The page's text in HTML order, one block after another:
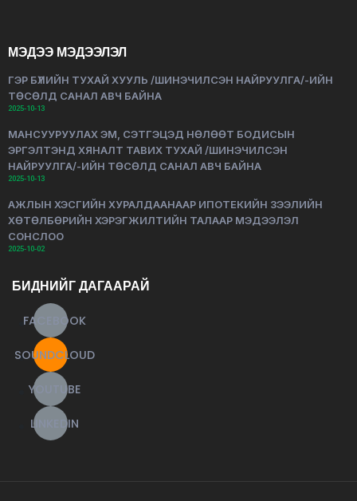
МЭДЭЭ МЭДЭЭЛЭЛ
ГЭР БҮЛИЙН ТУХАЙ ХУУЛЬ /ШИНЭЧИЛСЭН НАЙРУУЛГА/-ИЙН
ТӨСӨЛД САНАЛ АВЧ БАЙНА
2025-10-13
МАНСУУРУУЛАХ ЭМ, СЭТГЭЦЭД НӨЛӨӨТ БОДИСЫН
ЭРГЭЛТЭНД ХЯНАЛТ ТАВИХ ТУХАЙ /ШИНЭЧИЛСЭН
НАЙРУУЛГА/-ИЙН ТӨСӨЛД САНАЛ АВЧ БАЙНА
2025-10-13
АЖЛЫН ХЭСГИЙН ХУРАЛДААНААР ИПОТЕКИЙН ЗЭЭЛИЙН
ХӨТӨЛБӨРИЙН ХЭРЭГЖИЛТИЙН ТАЛААР МЭДЭЭЛЭЛ
СОНСЛОО
2025-10-02
БИДНИЙГ ДАГААРАЙ
FACEBOOK
SOUNDCLOUD
YOUTUBE
LINKEDIN